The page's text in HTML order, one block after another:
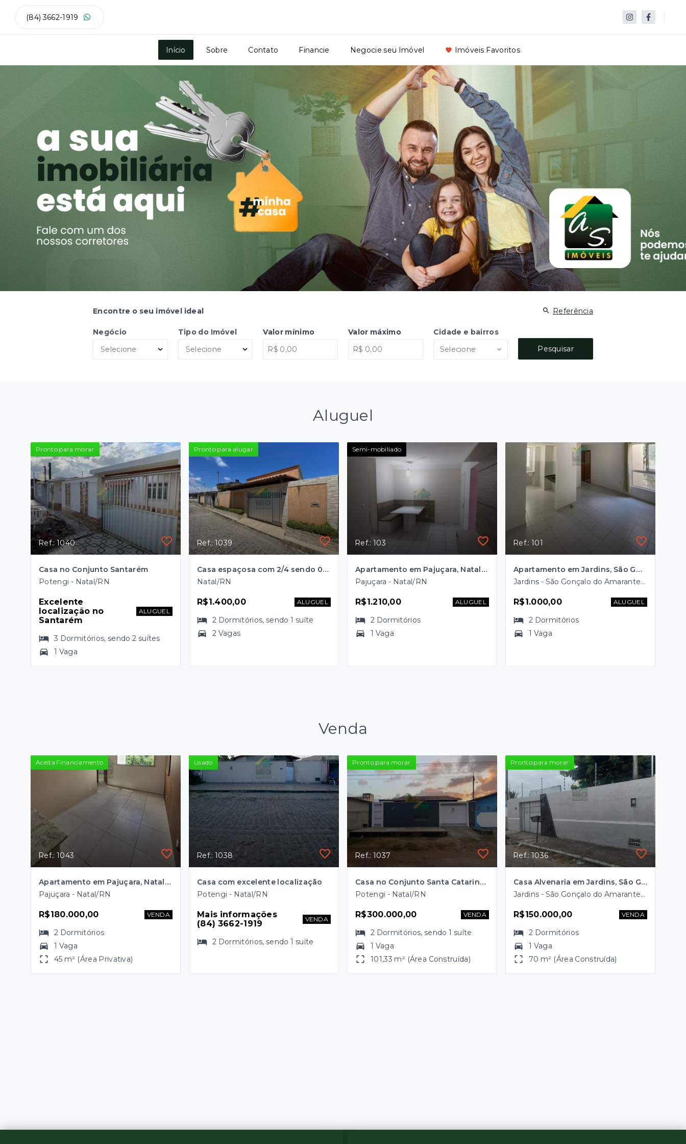
(84) 3662-1919
Início Sobre Contato Financie Negocie seu Imóvel Imóveis Favoritos
Encontre o seu imóvel ideal Referência
Negócio
Selecione
Tipo do Imóvel
Selecione
Valor mínimo Valor máximo
Cidade e bairros
Selecione
Pesquisar
Aluguel
Pronto para morar
Ref.: 1040
Casa no Conjunto Santarém
Potengi - Natal/RN
Excelente
localização no
Santarém
ALUGUEL
3 Dormitórios, sendo2 suítes
1 Vaga
Pronto para alugar
Ref.: 1039
Casa espaçosa com 2/4 sendo 01 suíte
Natal/RN
R$1.400,00 ALUGUEL
2 Dormitórios, sendo1 suíte
2 Vagas
Semi-mobiliado
Ref.: 103
Apartamento em Pajuçara, Natal/RN
Pajuçara - Natal/RN
R$1.210,00 ALUGUEL
2 Dormitórios
1 Vaga
Ref.: 101
Apartamento em Jardins, São Gonçalo do Amarante/RN
Jardins - São Gonçalo do Amarante/RN
R$1.000,00 ALUGUEL
2 Dormitórios
1 Vaga
Venda
Aceita Financiamento
Ref.: 1043
Apartamento em Pajuçara, Natal/RN
Pajuçara - Natal/RN
R$180.000,00 VENDA
2 Dormitórios
1 Vaga
45 m² (Área Privativa)
Usado
Ref.: 1038
Casa com excelente localização
Potengi - Natal/RN
Mais informações
(84) 3662-1919
VENDA
2 Dormitórios, sendo1 suíte
Pronto para morar
Ref.: 1037
Casa no Conjunto Santa Catarina, Natal/RN
Potengi - Natal/RN
R$300.000,00 VENDA
2 Dormitórios, sendo1 suíte
1 Vaga
101,33 m² (Área Construída)
Pronto para morar
Ref.: 1036
Casa Alvenaria em Jardins, São Gonçalo do Amarante/RN
Jardins - São Gonçalo do Amarante/RN
R$150.000,00 VENDA
2 Dormitórios
1 Vaga
70 m² (Área Construída)